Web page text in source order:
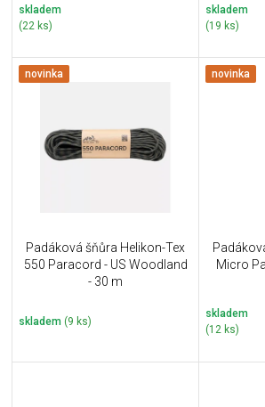
skladem
(22 ks)
skladem
(19 ks)
novinka
Padáková šňůra Helikon-Tex
550 Paracord - US Woodland
- 30 m
skladem (9 ks)
novinka
Micro
skladem
(12 ks)